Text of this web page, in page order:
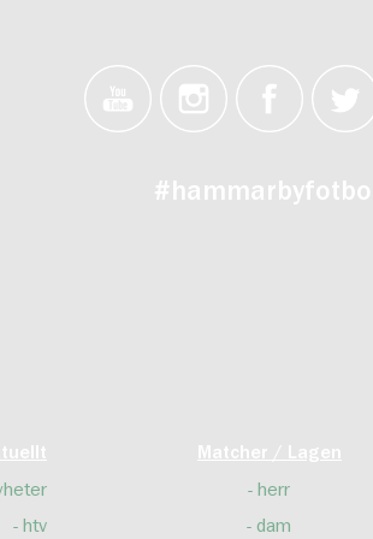
#hammarbyfotboll
htv
Matcher / Lagen
herr
dam